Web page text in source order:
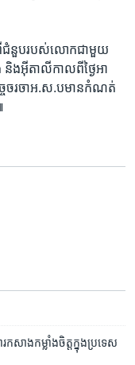
ពីជំនួប​របស់​លោក​ជាមួយ
និង​អ៊ីតាលី​កាលពី​ថ្ងៃអា
ច្ចចរចាអ.ស.ប​មាន​កំណត់​
សាង​កម្លាំង​ចិត្ត​ក្នុង​ប្រទេស​